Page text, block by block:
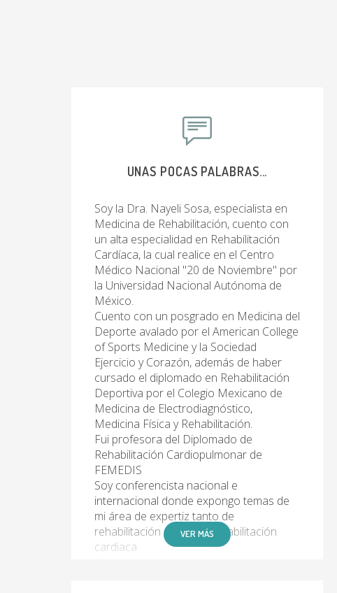
UNAS POCAS PALABRAS...
Soy la Dra. Nayeli Sosa, especialista en
Medicina de Rehabilitación, cuento con
un alta especialidad en Rehabilitación
Cardíaca, la cual realice en el Centro
Médico Nacional "20 de Noviembre" por
la Universidad Nacional Autónoma de
México.
Cuento con un posgrado en Medicina del
Deporte avalado por el American College
of Sports Medicine y la Sociedad
Ejercicio y Corazón, además de haber
cursado el diplomado en Rehabilitación
Deportiva por el Colegio Mexicano de
Medicina de Electrodiagnóstico,
Medicina Física y Rehabilitación.
Fui profesora del Diplomado de
Rehabilitación Cardiopulmonar de
FEMEDIS
Soy conferencista nacional e
internacional donde expongo temas de
mi área de expertiz tanto de
rehabilitación como de rehabilitación
cardiaca.
VER MÁS